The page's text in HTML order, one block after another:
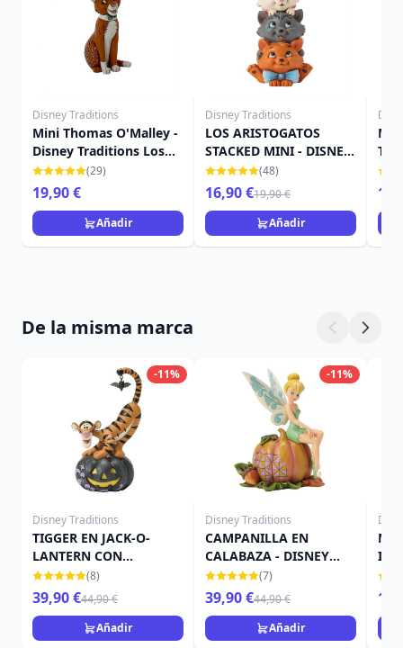
Disney Traditions
Mini Thomas O'Malley -
Disney Traditions Los
Aristogatos
(29)
19,90 €
Añadir
Disney Traditions
LOS ARISTOGATOS
STACKED MINI - DISNEY
TRADITIONS
(48)
16,90 €19,90 €
Añadir
De la misma marca
-11%
Disney Traditions
TIGGER EN JACK-O-
LANTERN CON
MURCIÉLAGO - DISNEY
TRADITIONS
(8)
39,90 €44,90 €
Añadir
-11%
Disney Traditions
CAMPANILLA EN
CALABAZA - DISNEY
TRADITIONS
(7)
39,90 €44,90 €
Añadir
IN